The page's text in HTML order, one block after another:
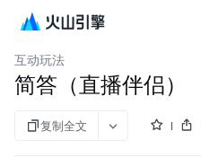
企业直播
互动玩法
简答（直播伴侣）
复制全文